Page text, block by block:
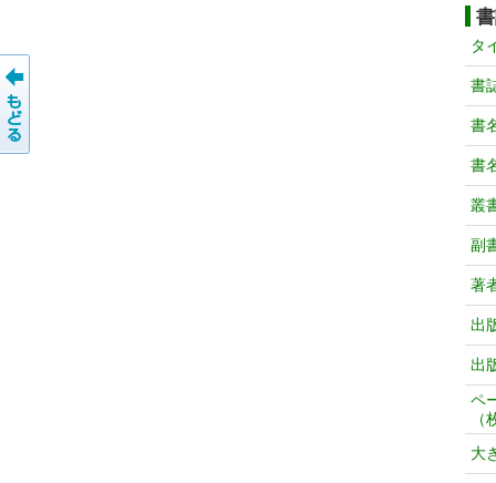
タ
書
書
書
叢
副
著
出
出
（
大